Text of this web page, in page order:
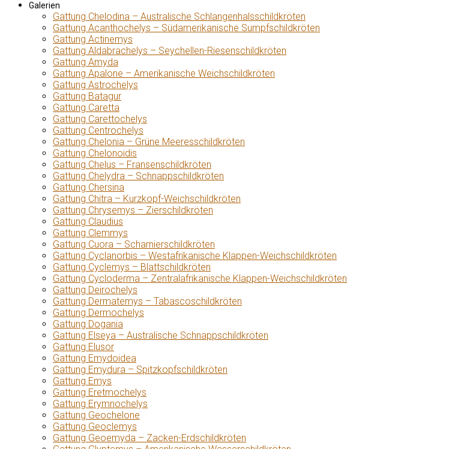
Galerien
Gattung Chelodina – Australische Schlangenhalsschildkröten
Gattung Acanthochelys – Südamerikanische Sumpfschildkröten
Gattung Actinemys
Gattung Aldabrachelys – Seychellen-Riesenschildkröten
Gattung Amyda
Gattung Apalone – Amerikanische Weichschildkröten
Gattung Astrochelys
Gattung Batagur
Gattung Caretta
Gattung Carettochelys
Gattung Centrochelys
Gattung Chelonia – Grüne Meeresschildkröten
Gattung Chelonoidis
Gattung Chelus – Fransenschildkröten
Gattung Chelydra – Schnappschildkröten
Gattung Chersina
Gattung Chitra – Kurzkopf-Weichschildkröten
Gattung Chrysemys – Zierschildkröten
Gattung Claudius
Gattung Clemmys
Gattung Cuora – Scharnierschildkröten
Gattung Cyclanorbis – Westafrikanische Klappen-Weichschildkröten
Gattung Cyclemys – Blattschildkröten
Gattung Cycloderma – Zentralafrikanische Klappen-Weichschildkröten
Gattung Deirochelys
Gattung Dermatemys – Tabascoschildkröten
Gattung Dermochelys
Gattung Dogania
Gattung Elseya – Australische Schnappschildkröten
Gattung Elusor
Gattung Emydoidea
Gattung Emydura – Spitzkopfschildkröten
Gattung Emys
Gattung Eretmochelys
Gattung Erymnochelys
Gattung Geochelone
Gattung Geoclemys
Gattung Geoemyda – Zacken-Erdschildkröten